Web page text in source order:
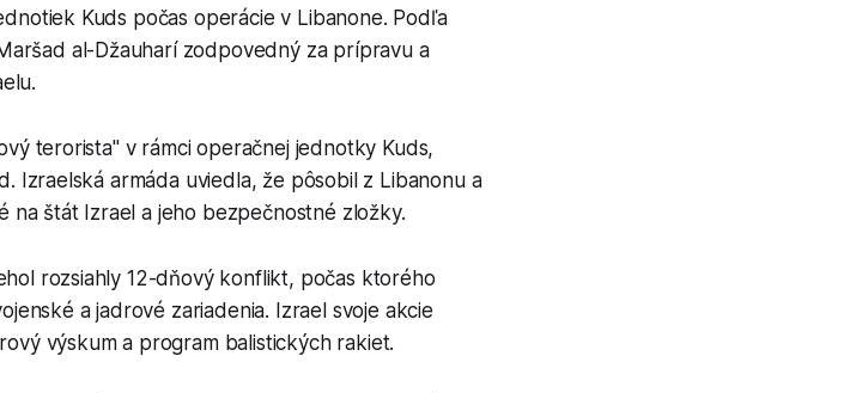
Kuds počas operácie v Libanone. Podľa
al-Džauharí zodpovedný za prípravu a
terorista" v rámci operačnej jednotky Kuds,
Izraelská armáda uviedla, že pôsobil z Libanonu a
na štát Izrael a jeho bezpečnostné zložky.
rozsiahly 12-dňový konflikt, počas ktorého
a jadrové zariadenia. Izrael svoje akcie
výskum a program balistických rakiet.